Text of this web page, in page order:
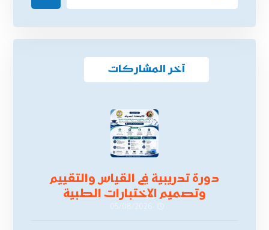
آخر المشاركات
دورة تدريبية في القياس والتقييم
وتصميم الاختبارات الطبية